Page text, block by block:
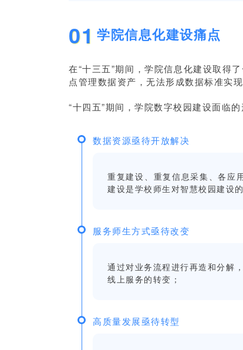
01 学院信息化建设痛点
在“十三五”期间，学院信息化建设取得
点管理数据资产，无法形成数据标准实
“十四五”期间，学院数字校园建设面临的
数据资源亟待开放解决
重复建设、重复信息采集、各应
建设是学校师生对智慧校园建设
服务师生方式亟待改变
通过对业务流程进行再造和分解
线上服务的转变；
高质量发展亟待转型